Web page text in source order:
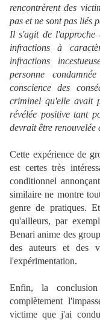
rencontrèrent des
pas et ne sont pas liés
Il s'agit de l'approche
infractions à
infractions
personne
conscience des
criminel qu'elle avait
révélée positive tant
devrait être renouvelée
Cette expérience de
est certes très
conditionnel
similaire ne montre
genre de pratiques.
qu'ailleurs, par
Benari anime des
des auteurs et des
l'expérimentation.
Enfin, la
complètement
victime que j'ai